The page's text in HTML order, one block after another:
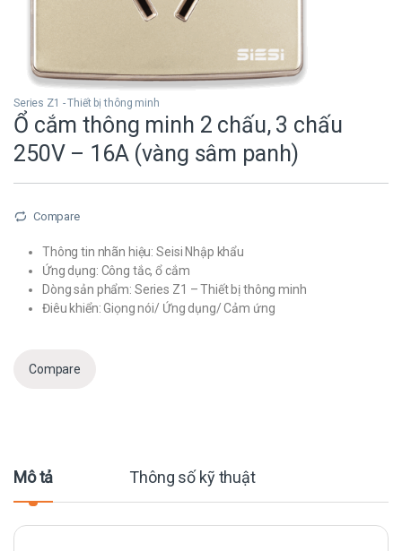
Series Z1 - Thiết bị thông minh
Ổ cắm thông minh 2 chấu, 3 chấu
250V – 16A (vàng sâm panh)
Compare
Thông tin nhãn hiệu: Seisi Nhập khẩu
Ứng dụng: Công tắc, ổ cắm
Dòng sản phẩm: Series Z1 – Thiết bị thông minh
Điêu khiển: Giọng nói/ Ứng dụng/ Cảm ứng
Compare
Mô tả Thông số kỹ thuật